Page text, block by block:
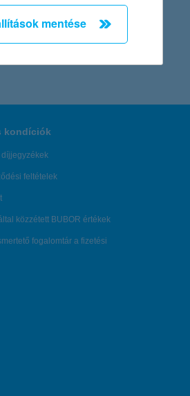
Következő utolsó →
kondíciók
díjjegyzékek
feltételek
közzétett BUBOR értékek
fogalomtár a fizetési
mentése